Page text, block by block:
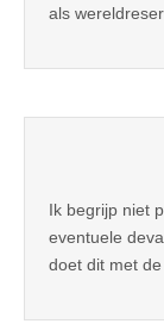
als
Ik begrijp niet
eventuele
doet dit met